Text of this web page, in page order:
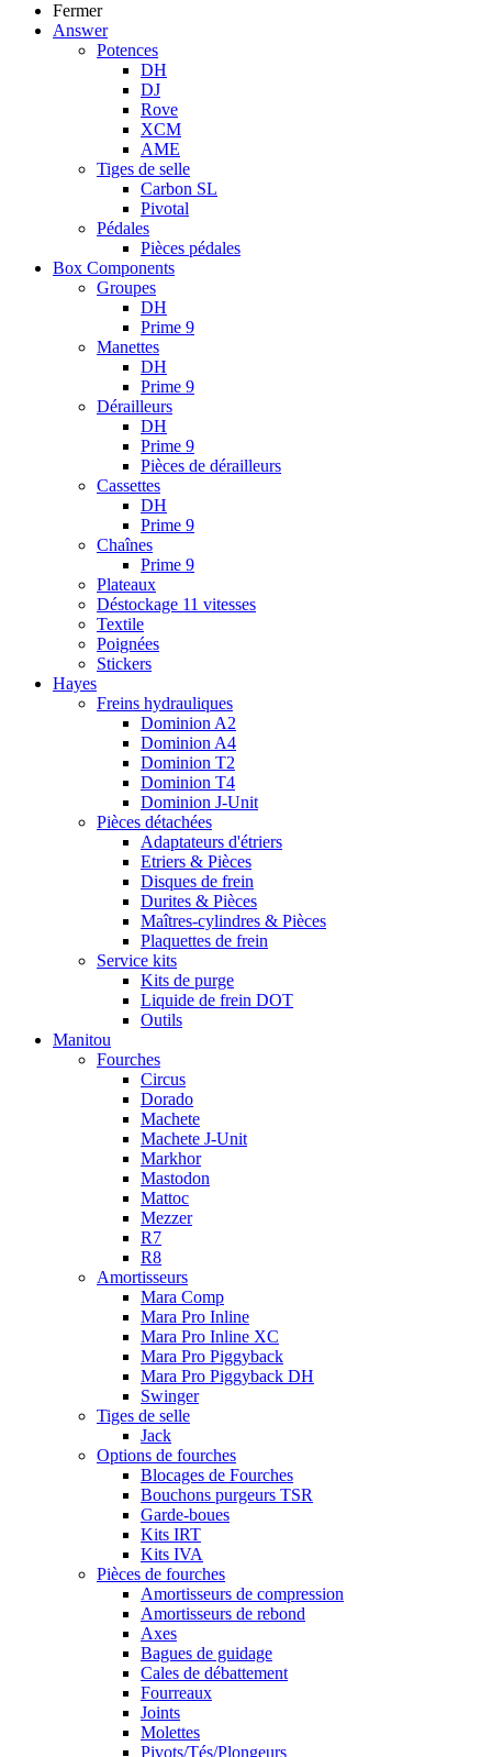
Fermer
Answer
Potences
DH
DJ
Rove
XCM
AME
Tiges de selle
Carbon SL
Pivotal
Pédales
Pièces pédales
Box Components
Groupes
DH
Prime 9
Manettes
DH
Prime 9
Dérailleurs
DH
Prime 9
Pièces de dérailleurs
Cassettes
DH
Prime 9
Chaînes
Prime 9
Plateaux
Déstockage 11 vitesses
Textile
Poignées
Stickers
Hayes
Freins hydrauliques
Dominion A2
Dominion A4
Dominion T2
Dominion T4
Dominion J-Unit
Pièces détachées
Adaptateurs d'étriers
Etriers & Pièces
Disques de frein
Durites & Pièces
Maîtres-cylindres & Pièces
Plaquettes de frein
Service kits
Kits de purge
Liquide de frein DOT
Outils
Manitou
Fourches
Circus
Dorado
Machete
Machete J-Unit
Markhor
Mastodon
Mattoc
Mezzer
R7
R8
Amortisseurs
Mara Comp
Mara Pro Inline
Mara Pro Inline XC
Mara Pro Piggyback
Mara Pro Piggyback DH
Swinger
Tiges de selle
Jack
Options de fourches
Blocages de Fourches
Bouchons purgeurs TSR
Garde-boues
Kits IRT
Kits IVA
Pièces de fourches
Amortisseurs de compression
Amortisseurs de rebond
Axes
Bagues de guidage
Cales de débattement
Fourreaux
Joints
Molettes
Pivots/Tés/Plongeurs